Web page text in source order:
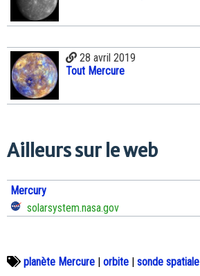
28 avril 2019
Tout Mercure
Ailleurs sur le web
Mercury
solarsystem.nasa.gov
planète Mercure | orbite | sonde spatiale